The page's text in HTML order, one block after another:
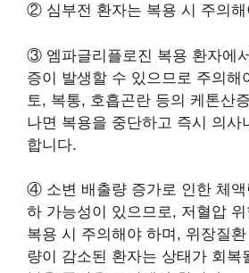
② 심부전 환자는 복용 시 주의해
③ 엠파글리플로진 복용 환자에
증이 발생할 수 있으므로 주의해
토, 복통, 호흡곤란 등의 케톤산
나면 복용을 중단하고 즉시 의사
합니다.
④ 소변 배출량 증가로 인한 체
하 가능성이 있으므로, 저혈압
복용 시 주의해야 하며, 위장질
량이 감소된 환자는 상태가 회복